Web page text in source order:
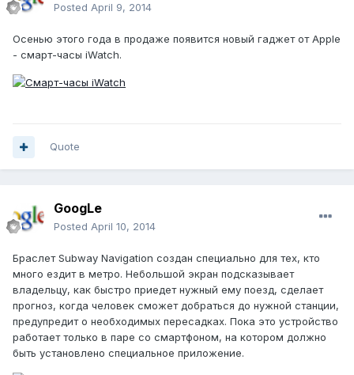
Posted April 9, 2014
Осенью этого года в продаже появится новый гаджет от Apple
- смарт-часы iWatch.
Quote
GoogLe
Posted April 10, 2014
Браслет Subway Navigation создан специально для тех, кто
много ездит в метро. Небольшой экран подсказывает
владельцу, как быстро приедет нужный ему поезд, сделает
прогноз, когда человек сможет добраться до нужной станции,
предупредит о необходимых пересадках. Пока это устройство
работает только в паре со смартфоном, на котором должно
быть установлено специальное приложение.